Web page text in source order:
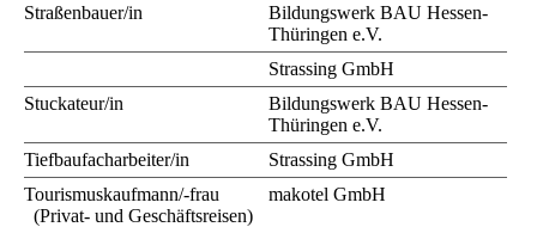
Straßenbauer/in
Bildungswerk BAU Hessen-
Thüringen e.V.
Strassing GmbH
Stuckateur/in
Bildungswerk BAU Hessen-
Thüringen e.V.
Tiefbaufacharbeiter/in
Strassing GmbH
Tourismuskaufmann/-frau
(Privat- und Geschäftsreisen)
makotel GmbH